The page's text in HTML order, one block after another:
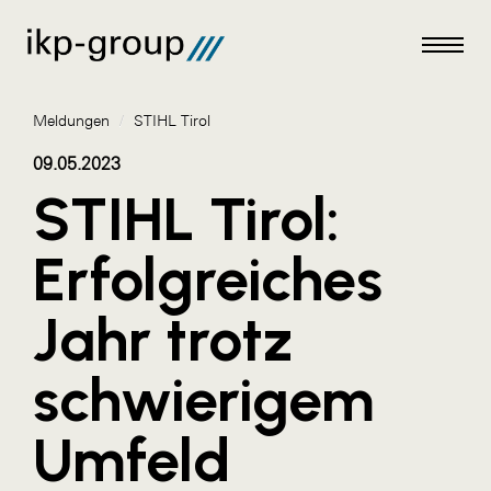
Meldungen
AKTUELLES
ACO
ALEX Krems
Amazon Web Services
Artweger
AustroCel Hallein
Meldungen / STIHL Tirol
09.05.2023
STIHL Tirol:
Erfolgreiches
Jahr trotz
schwierigem
Umfeld